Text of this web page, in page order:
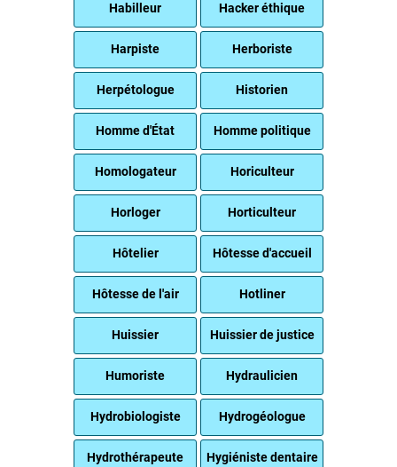
Habilleur Hacker éthique
Harpiste Herboriste
Herpétologue Historien
Homme d'État Homme politique
Homologateur Horiculteur
Horloger Horticulteur
Hôtelier Hôtesse d'accueil
Hôtesse de l'air Hotliner
Huissier Huissier de justice
Humoriste Hydraulicien
Hydrobiologiste Hydrogéologue
Hydrothérapeute Hygiéniste dentaire